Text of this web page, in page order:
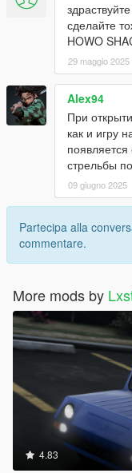
сделайте
HOWO
29 maggio 2025
Alex94
При
как и игру
появляется
стрельбы
09 giugno 2025
Partecipa alla
commentare.
More mods by
4.83